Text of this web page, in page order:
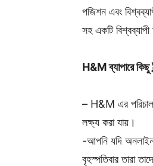
পজিশন এবং
সহ একটি
H&M ব্যাপারে কিছু
– H&M এর
লক্ষ্য করা যায়।
-আপনি যদি
বৃহস্পতিবার তারা